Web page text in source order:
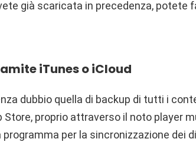
già scaricata in precedenza, potete
iTunes o iCloud
dubbio quella di backup di tutti i
proprio attraverso il noto player
per la sincronizzazione dei